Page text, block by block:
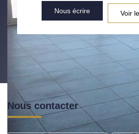
Nous écrire Voir
Nous contacter